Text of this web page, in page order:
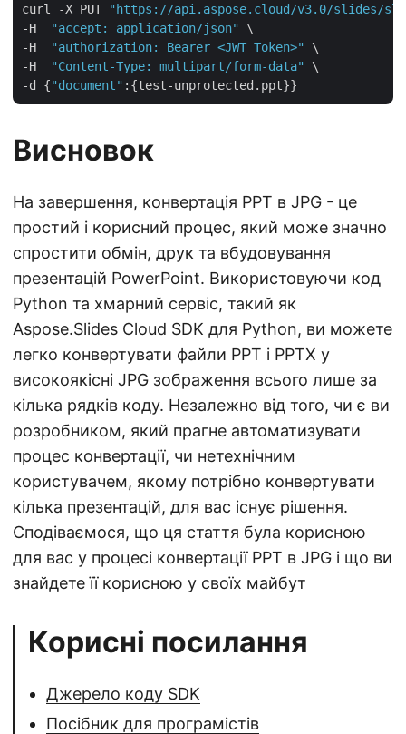
curl -X PUT
"https://api.aspose.cloud/v3.0/slides/
-H
"accept: application/json"
\
-H
"authorization: Bearer <JWT Token>"
\
-H
"Content-Type: multipart/form-data"
\
-d {"document"
Висновок
На завершення, конвертація PPT в JPG - це
простий і корисний процес, який може значно
спростити обмін, друк та вбудовування
презентацій PowerPoint. Використовуючи код
Python та хмарний сервіс, такий як
Aspose.Slides Cloud SDK для Python, ви можете
легко конвертувати файли PPT і PPTX у
високоякісні JPG зображення всього лише за
кілька рядків коду. Незалежно від того, чи є ви
розробником, який прагне автоматизувати
процес конвертації, чи нетехнічним
користувачем, якому потрібно конвертувати
кілька презентацій, для вас існує рішення.
Сподіваємося, що ця стаття була корисною
для вас у процесі конвертації PPT в JPG і що ви
знайдете її корисною у своїх майбут
Корисні посилання
Джерело коду SDK
Посібник для програмістів